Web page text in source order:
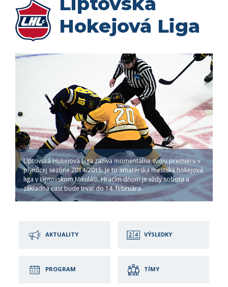
Hokejová Liga
Liptovská Hokejová Liga zažíva momentálne svoju premiéru v
plynúcej sezóne 2014/2015. Je to amatérska mestská hokejová
liga v Liptovskom Mikuláši. Hracím dňom je vždy sobota a
základná casť bude trvať do 14. februára.
AKTUALITY VÝSLEDKY
PROGRAM TÍMY